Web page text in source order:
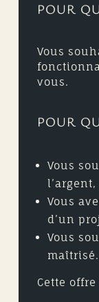
POUR
Vous
vous.
POUR
Vous
l’argent,
Vous
d’un
Vous
maîtrisé.
Cette